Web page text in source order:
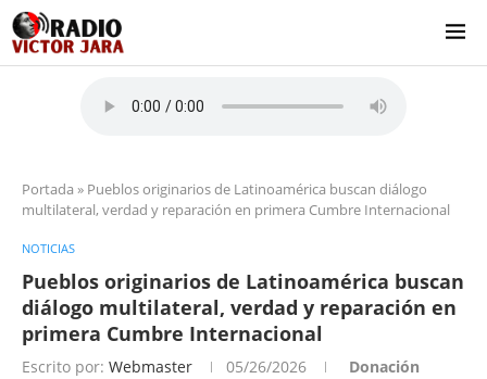
Portada » Pueblos originarios de Latinoamérica buscan diálogo
multilateral, verdad y reparación en primera Cumbre Internacional
NOTICIAS
Pueblos originarios de Latinoamérica buscan
diálogo multilateral, verdad y reparación en
primera Cumbre Internacional
Escrito por: Webmaster 05/26/2026 Donación